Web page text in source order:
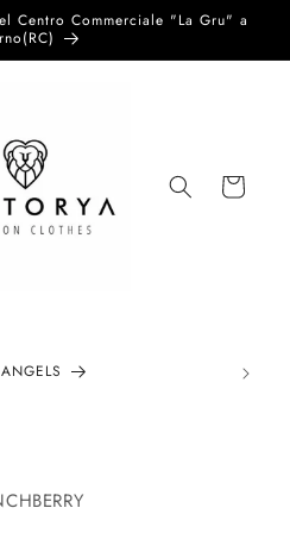
Centro Commerciale "La Gru" a
Carrello